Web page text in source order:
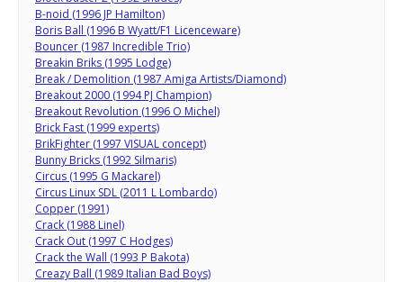
B-noid (1996 JP Hamilton)
Boris Ball (1996 B Wyatt/F1 Licenceware)
Bouncer (1987 Incredible Trio)
Breakin Briks (1995 Lodge)
Break / Demolition (1987 Amiga Artists/Diamond)
Breakout 2000 (1994 PJ Champion)
Breakout Revolution (1996 O Michel)
Brick Fast (1999 experts)
BrikFighter (1997 VISUAL concept)
Bunny Bricks (1992 Silmaris)
Circus (1995 G Mackarel)
Circus Linux SDL (2011 L Lombardo)
Copper (1991)
Crack (1988 Linel)
Crack Out (1997 C Hodges)
Crack the Wall (1993 P Bakota)
Creazy Ball (1989 Italian Bad Boys)